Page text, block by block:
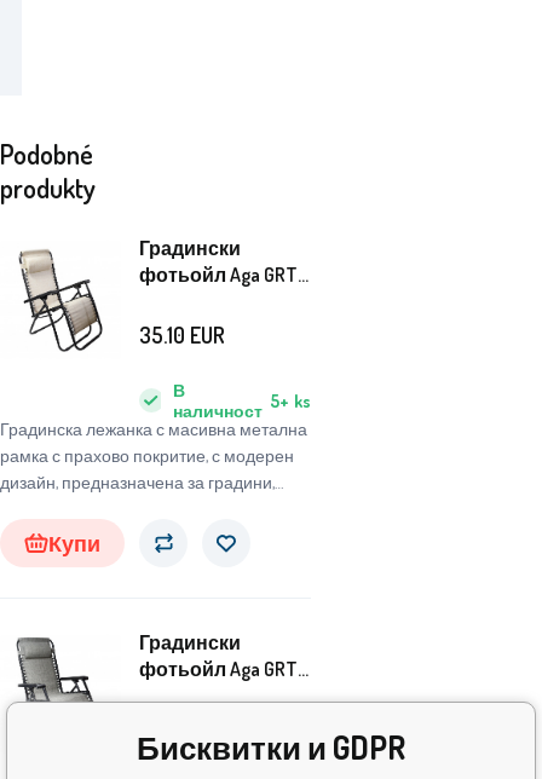
Podobné
produkty
Градински
фотьойл Aga GRT
Градинска лежанка с масивна метална
рамка с прахово покритие, с модерен
дизайн, предназначена за градини,
В
наличност 5+ ks
35.10 EUR
Купи
Градински
фотьойл Aga GRT
MR57CH
Бисквитки и GDPR